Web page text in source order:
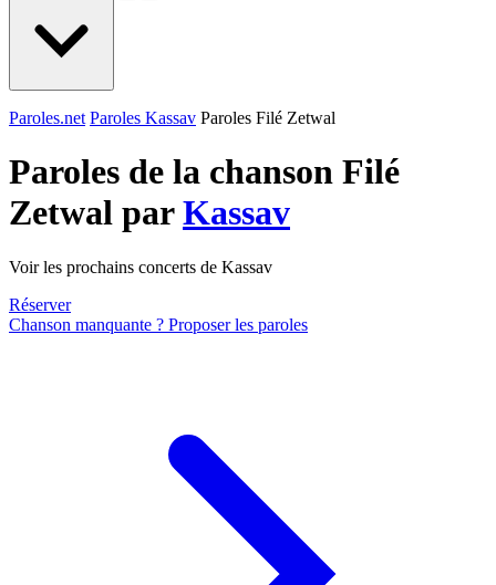
Paroles.net Paroles Kassav Paroles Filé Zetwal
Paroles de la chanson Filé
Zetwal parKassav
Voir les prochains concerts de Kassav
Réserver
Chanson manquante ? Proposer les paroles